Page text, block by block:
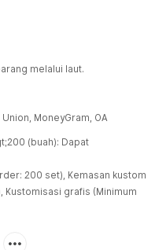
melalui laut.
Union, MoneyGram, OA
(buah): Dapat
200 set), Kemasan kustom
Kustomisasi grafis (Minimum